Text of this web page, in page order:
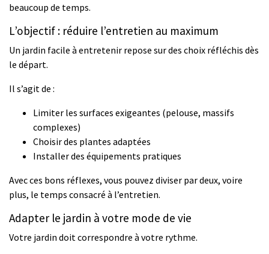
beaucoup de temps.
L’objectif : réduire l’entretien au maximum
Un jardin facile à entretenir repose sur des choix réfléchis dès
le départ.
Il s’agit de :
Limiter les surfaces exigeantes (pelouse, massifs
complexes)
Choisir des plantes adaptées
Installer des équipements pratiques
Avec ces bons réflexes, vous pouvez diviser par deux, voire
plus, le temps consacré à l’entretien.
Adapter le jardin à votre mode de vie
Votre jardin doit correspondre à votre rythme.